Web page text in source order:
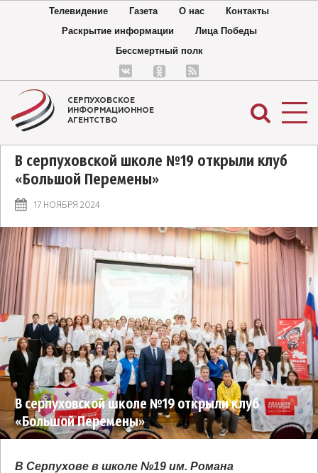
Телевидение Газета О нас
Контакты
Раскрытие информации
Лица Победы
Бессмертный полк
СЕРПУХОВСКОЕ
ИНФОРМАЦИОННОЕ
АГЕНТСТВО
В серпуховской школе №19 открыли клуб
«Большой Перемены»
17 НОЯБРЯ 2024
В серпуховской школе №19 открыли клуб
«Большой Перемены»
В Серпухове в школе №19 им. Романа